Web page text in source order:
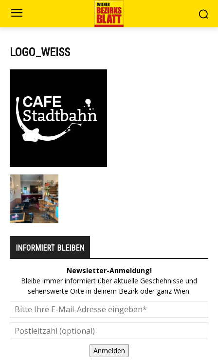
LOGO_WEISS
INFORMIERT BLEIBEN
Newsletter-Anmeldung!
Bleibe immer informiert über aktuelle Geschehnisse und
sehenswerte Orte in deinem Bezirk oder ganz Wien.
Anmelden